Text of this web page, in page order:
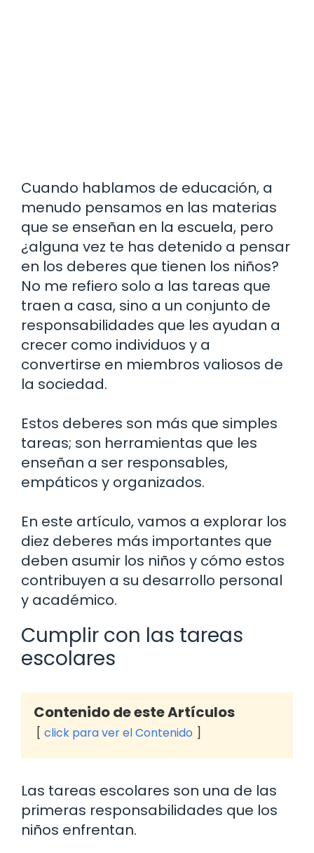
Cuando hablamos de educación, a
menudo pensamos en las materias
que se enseñan en la escuela, pero
¿alguna vez te has detenido a pensar
en los deberes que tienen los niños?
No me refiero solo a las tareas que
traen a casa, sino a un conjunto de
responsabilidades que les ayudan a
crecer como individuos y a
convertirse en miembros valiosos de
la sociedad.
Estos deberes son más que simples
tareas; son herramientas que les
enseñan a ser responsables,
empáticos y organizados.
En este artículo, vamos a explorar los
diez deberes más importantes que
deben asumir los niños y cómo estos
contribuyen a su desarrollo personal
y académico.
Cumplir con las tareas
escolares
Contenido de este Artículos
click para ver el Contenido
Las tareas escolares son una de las
primeras responsabilidades que los
niños enfrentan.